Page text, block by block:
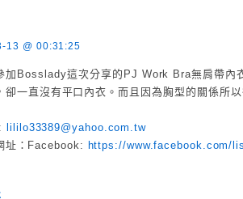
13 @ 00:31:25
加Bosslady這次分享的PJ Work Bra無肩帶內
卻一直沒有平口內衣。而且因為胸型的關係所
lililo33389@yahoo.com.tw
址：Facebook: https://www.facebook.com/